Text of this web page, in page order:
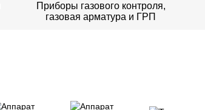
Приборы газового контроля,
газовая арматура и ГРП